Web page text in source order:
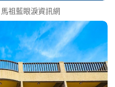
祖藍眼淚資訊網